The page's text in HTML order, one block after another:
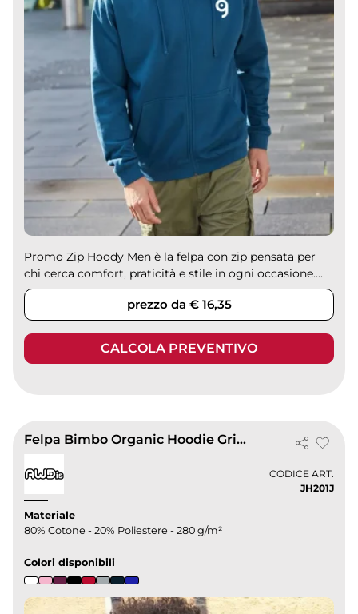
Promo Zip Hoody Men è la felpa con zip pensata per
chi cerca comfort, praticità e stile in ogni occasione....
prezzo da € 16,35
CALCOLA PREVENTIVO
Felpa Bimbo Organic Hoodie Grigia 80% Cotone Tasche Comfort
CODICE ART.
JH201J
Materiale
80% Cotone - 20% Poliestere - 280 g/m²
Colori disponibili